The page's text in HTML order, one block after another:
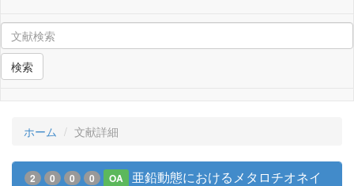
検索
ホーム 文献詳細
2 0 0 0 OA
亜鉛動態におけるメタロチオネイ